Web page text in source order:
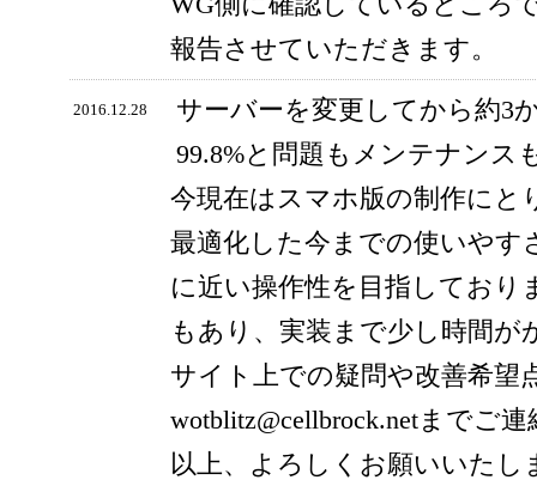
報告させていただきます。
2016.12.28
サーバーを変更してから約3
99.8%と問題もメンテナンス
今現在はスマホ版の制作に
最適化した今までの使いや
に近い操作性を目指しており
もあり、実装まで少し時間が
サイト上での疑問や改善希望
wotblitz@cellbrock.netまでご
以上、よろしくお願いいたし